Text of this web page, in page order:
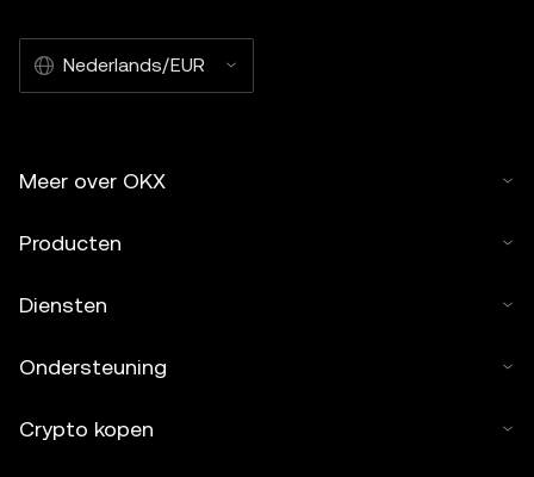
Nederlands/EUR
Meer over OKX
Producten
Diensten
Ondersteuning
Crypto kopen